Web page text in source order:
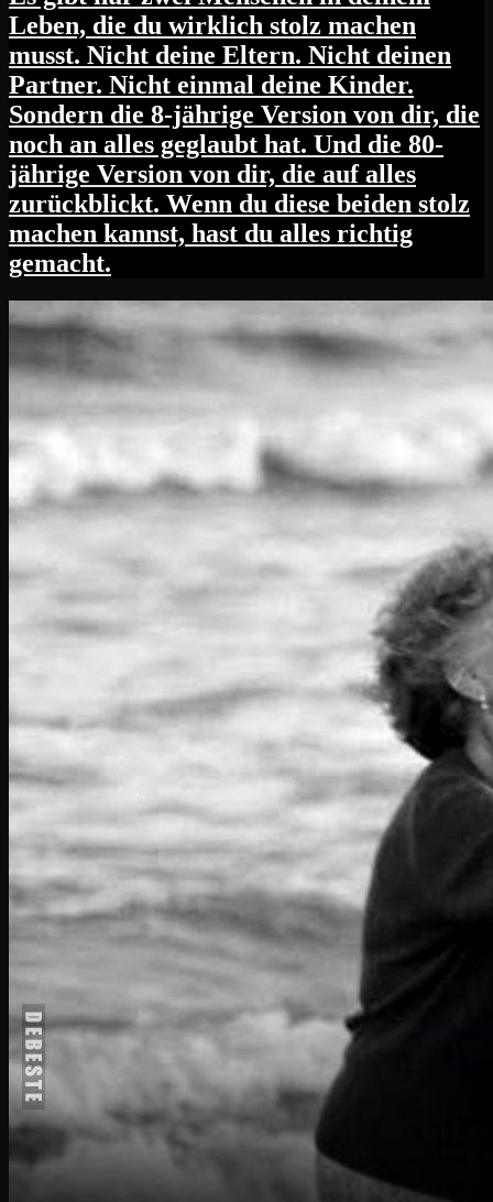
Leben, die du wirklich stolz machen
musst. Nicht deine Eltern. Nicht deinen
Partner. Nicht einmal deine Kinder.
Sondern die 8-jährige Version von dir, die
noch an alles geglaubt hat. Und die 80-
jährige Version von dir, die auf alles
zurückblickt. Wenn du diese beiden stolz
machen kannst, hast du alles richtig
gemacht.